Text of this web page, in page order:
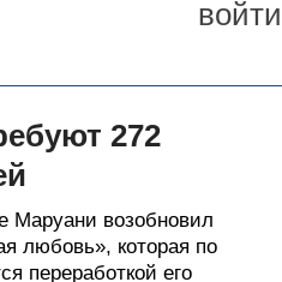
войти
272
Маруани возобновил
любовь», которая по
переработкой его